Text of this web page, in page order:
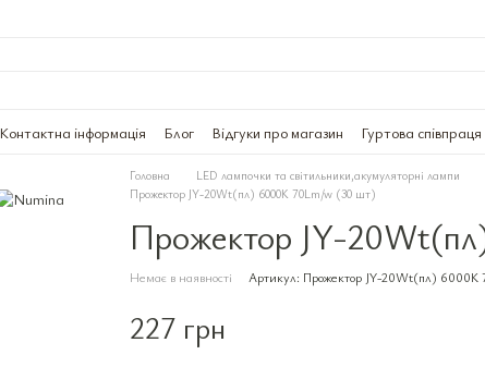
Контактна інформація Блог Відгуки про магазин Гуртова співпраця
Головна LED лампочки та світильники,акумуляторні лампи
Прожектор JY-20Wt(пл) 6000K 70Lm/w (30 шт)
Прожектор JY-
Немає в наявності Артикул: Прожектор JY-20Wt(пл)
227 грн